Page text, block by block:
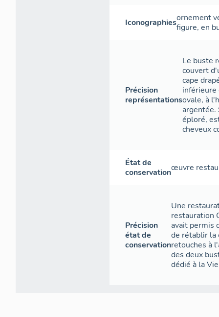
Iconographiesornement
figure, en
Précision
représentations
Le buste
couvert
cape
inférieure
ovale, à
argentée.
éploré,
cheveux
État de
conservationœuvre
Précision
état de
conservation
Une
restauration
avait permis
de rétablir la
retouches à
des deux
dédié à la